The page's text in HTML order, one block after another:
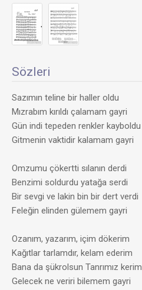
Sözleri
Sazımın teline bir haller oldu
Mızrabım kırıldı çalamam gayri
Gün indi tepeden renkler kayboldu
Gitmenin vaktidir kalamam gayri
Omzumu çökertti sılanın derdi
Benzimi soldurdu yatağa serdi
Bir sevgi ve lakin bin bir dert verdi
Feleğin elinden gülemem gayri
Ozanım, yazarım, içim dökerim
Kağıtlar tarlamdır, kelam ederim
Bana da şükrolsun Tanrımız kerim
Gelecek ne veriri bilemem gayri